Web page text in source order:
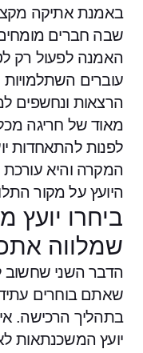
באמנת אתיקה
שבה חברים
האמנה לפעול רק
עוברים
הרצאות ונחשפים
מאוד של חריגה
לפנות להתאחדות
המקרה והיא עורכת
היועץ על מקור
ביחרו
שמלווה
הדבר השני שחשוב
שאתם בוחרים
בתהליך הרכישה.
יועץ המשכנתאות